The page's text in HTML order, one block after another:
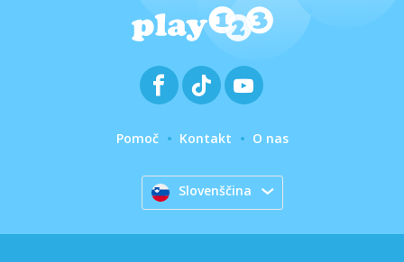
Pomoč Kontakt O nas
Slovenščina